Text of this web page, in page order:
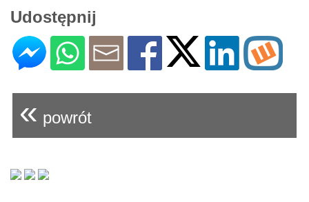
Udostępnij
« powrót